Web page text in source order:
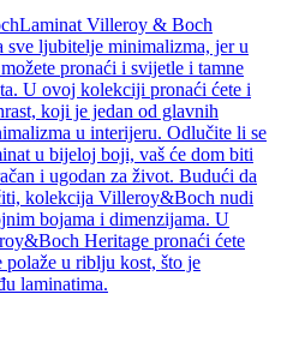
Laminat Villeroy & Boch
sve ljubitelje minimalizma, jer u
pronaći i svijetle i tamne
U ovoj kolekciji pronaći ćete i
koji je jedan od glavnih
u interijeru. Odlučite li se
u bijeloj boji, vaš će dom biti
i ugodan za život. Budući da
kolekcija Villeroy&Boch nudi
bojama i dimenzijama. U
Heritage pronaći ćete
polaže u riblju kost, što je
laminatima.